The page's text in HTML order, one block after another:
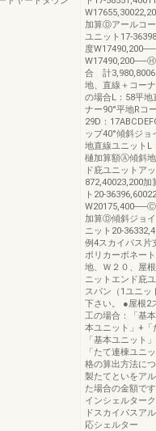
加算Ⓓアールコ
ユニット17-
度
W17490,200──Ⓗ
合 計
地、直線＋コー
の場合L：58平地
ナー90°平地Rコ
29D：
ップ40°傾斜ジ
地直線ユニットL
樋加算額Ⓐ傾斜
ド庇ユニットア
872,40023,200
ト20-
W20175,400──Ⓒ
加算Ⓓ傾斜ジョ
ニット20-
例4スカイパス片
ポリカーボネー
地、Ｗ２０、屋
ニットエンド庇
スパン（1ユニッ
下さい。 ●屋根
工の場合：「基
本ユニット」+
「基本ユニット
「たて連棟ユ
格の算出方法に
製たてといをア
た場合の金額で
インシェルター
ドスカイパスア
応シェルター